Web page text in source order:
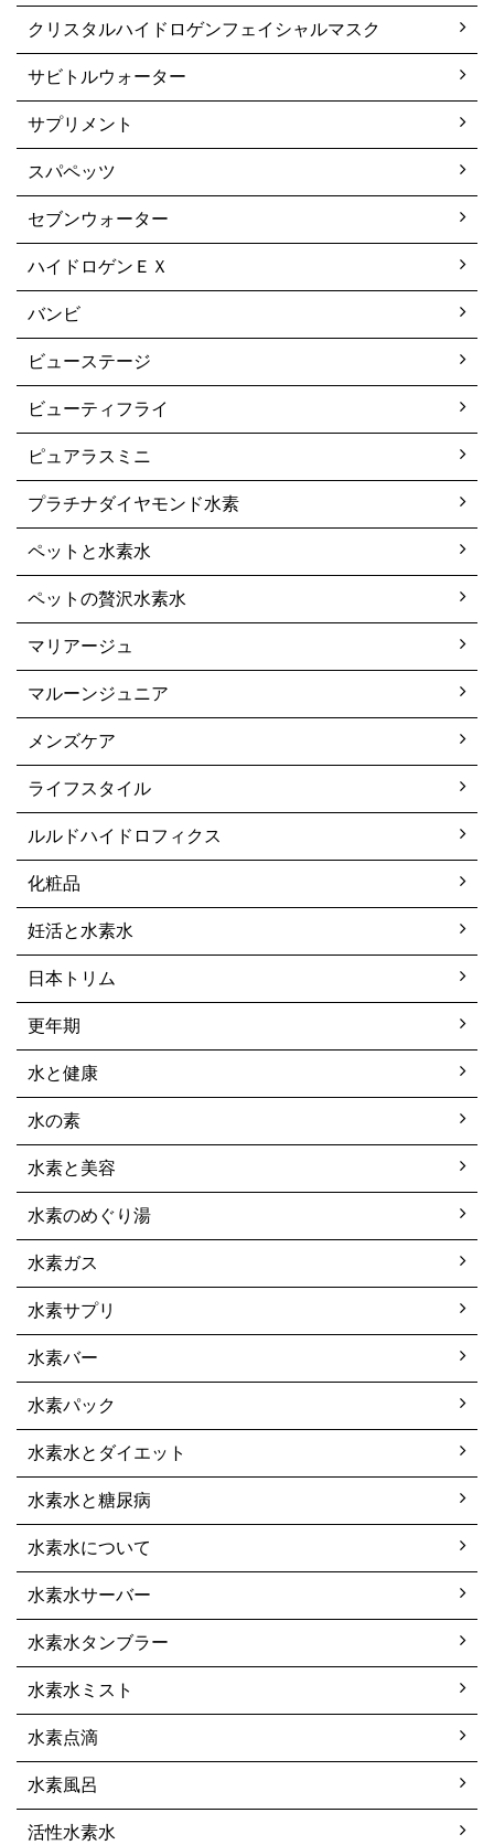
クリスタルハイドロゲンフェイシャルマスク
サビトルウォーター
サプリメント
スパペッツ
セブンウォーター
ハイドロゲンＥＸ
バンビ
ビューステージ
ビューティフライ
ピュアラスミニ
プラチナダイヤモンド水素
ペットと水素水
ペットの贅沢水素水
マリアージュ
マルーンジュニア
メンズケア
ライフスタイル
ルルドハイドロフィクス
化粧品
妊活と水素水
日本トリム
更年期
水と健康
水の素
水素と美容
水素のめぐり湯
水素ガス
水素サプリ
水素バー
水素パック
水素水とダイエット
水素水と糖尿病
水素水について
水素水サーバー
水素水タンブラー
水素水ミスト
水素点滴
水素風呂
活性水素水